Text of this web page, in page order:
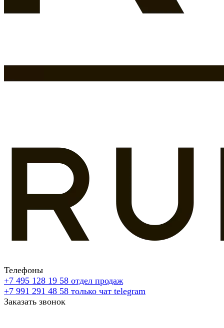
Телефоны
+7 495 128 19 58 отдел продаж
+7 991 291 48 58 только чат telegram
Заказать звонок